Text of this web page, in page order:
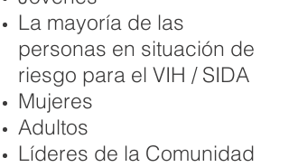
La mayoría de las
personas en situación de
riesgo para el VIH / SIDA
Mujeres
Adultos
Líderes de la Comunidad